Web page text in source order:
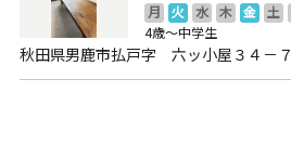
月 火 水 木 金 土
4歳～中学生
秋田県男鹿市払戸字 六ッ小屋３４－７